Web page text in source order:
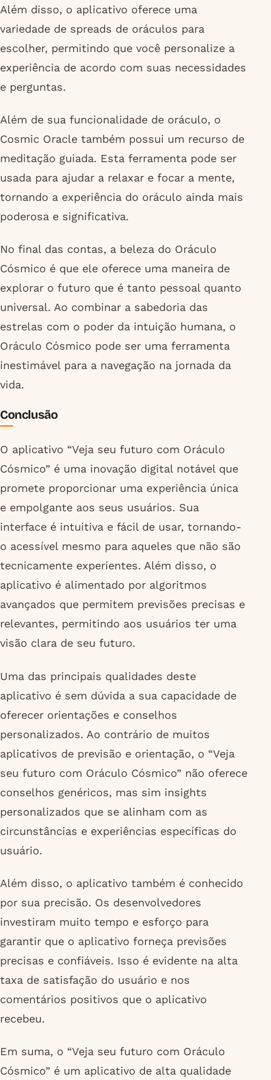
Além disso, o aplicativo oferece uma
variedade de spreads de oráculos para
escolher, permitindo que você personalize a
experiência de acordo com suas necessidades
e perguntas.
Além de sua funcionalidade de oráculo, o
Cosmic Oracle também possui um recurso de
meditação guiada. Esta ferramenta pode ser
usada para ajudar a relaxar e focar a mente,
tornando a experiência do oráculo ainda mais
poderosa e significativa.
No final das contas, a beleza do Oráculo
Cósmico é que ele oferece uma maneira de
explorar o futuro que é tanto pessoal quanto
universal. Ao combinar a sabedoria das
estrelas com o poder da intuição humana, o
Oráculo Cósmico pode ser uma ferramenta
inestimável para a navegação na jornada da
vida.
Conclusão
O aplicativo “Veja seu futuro com Oráculo
Cósmico” é uma inovação digital notável que
promete proporcionar uma experiência única
e empolgante aos seus usuários. Sua
interface é intuitiva e fácil de usar, tornando-
o acessível mesmo para aqueles que não são
tecnicamente experientes. Além disso, o
aplicativo é alimentado por algoritmos
avançados que permitem previsões precisas e
relevantes, permitindo aos usuários ter uma
visão clara de seu futuro.
Uma das principais qualidades deste
aplicativo é sem dúvida a sua capacidade de
oferecer orientações e conselhos
personalizados. Ao contrário de muitos
aplicativos de previsão e orientação, o “Veja
seu futuro com Oráculo Cósmico” não oferece
conselhos genéricos, mas sim insights
personalizados que se alinham com as
circunstâncias e experiências específicas do
usuário.
Além disso, o aplicativo também é conhecido
por sua precisão. Os desenvolvedores
investiram muito tempo e esforço para
garantir que o aplicativo forneça previsões
precisas e confiáveis. Isso é evidente na alta
taxa de satisfação do usuário e nos
comentários positivos que o aplicativo
recebeu.
Em suma, o “Veja seu futuro com Oráculo
Cósmico” é um aplicativo de alta qualidade